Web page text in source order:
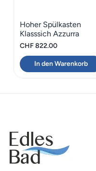
Hoher Spülkasten
Klasssich Azzurra
CHARME
CHF822.00
In den Warenkorb